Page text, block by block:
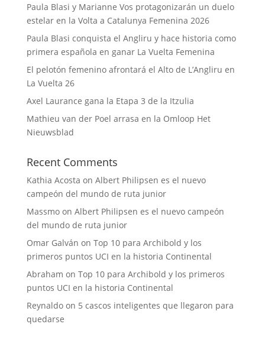
Paula Blasi y Marianne Vos protagonizarán un duelo
estelar en la Volta a Catalunya Femenina 2026
Paula Blasi conquista el Angliru y hace historia como
primera española en ganar La Vuelta Femenina
El pelotón femenino afrontará el Alto de L’Angliru en
La Vuelta 26
Axel Laurance gana la Etapa 3 de la Itzulia
Mathieu van der Poel arrasa en la Omloop Het
Nieuwsblad
Recent Comments
Kathia Acosta on Albert Philipsen es el nuevo
campeón del mundo de ruta junior
Massmoon Albert Philipsen es el nuevo campeón
del mundo de ruta junior
Omar Galván on Top 10 para Archibold y los
primeros puntos UCI en la historia Continental
Abraham on Top 10 para Archibold y los primeros
puntos UCI en la historia Continental
Reynaldoon 5 cascos inteligentes que llegaron para
quedarse